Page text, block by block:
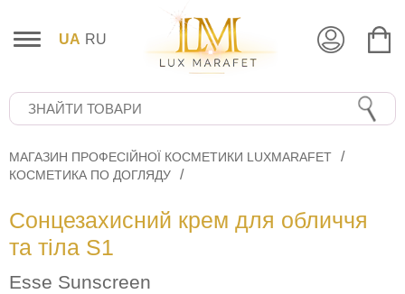
UA RU
МАГАЗИН ПРОФЕСІЙНОЇ КОСМЕТИКИ LUXMARAFET
КОСМЕТИКА ПО ДОГЛЯДУ
Сонцезахисний крем для обличчя
та тіла S1
Esse Sunscreen